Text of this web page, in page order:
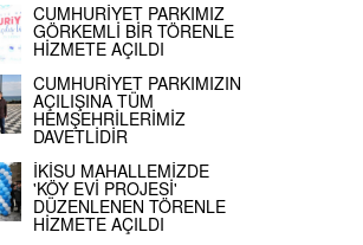
CUMHURİYET PARKIMIZ
GÖRKEMLİ BİR TÖRENLE
HİZMETE AÇILDI
CUMHURİYET PARKIMIZIN
AÇILIŞINA TÜM
HEMŞEHRİLERİMİZ
DAVETLİDİR
İKİSU MAHALLEMİZDE
'KÖY EVİ PROJESİ'
DÜZENLENEN TÖRENLE
HİZMETE AÇILDI